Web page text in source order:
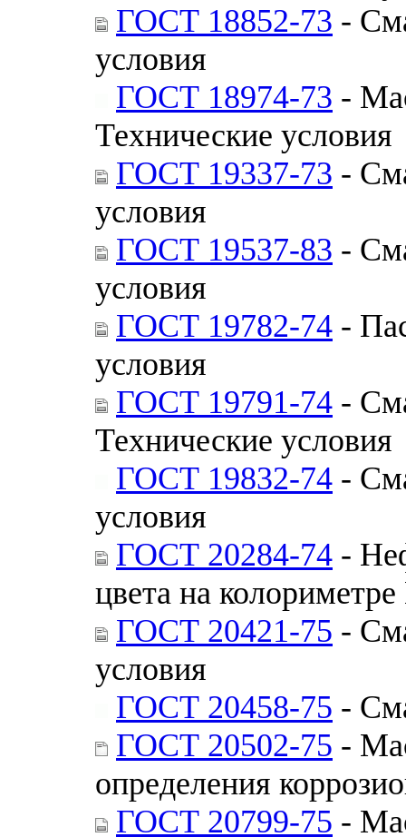
ГОСТ 18852-73 -
условия
ГОСТ 18974-73 -
Технические условия
ГОСТ 19337-73 -
условия
ГОСТ 19537-83 -
условия
ГОСТ 19782-74 -
условия
ГОСТ 19791-74 -
Технические условия
ГОСТ 19832-74 -
условия
ГОСТ 20284-74 -
цвета на
ГОСТ 20421-75 -
условия
ГОСТ 20458-75 -
ГОСТ 20502-75 -
определения
ГОСТ 20799-75 -